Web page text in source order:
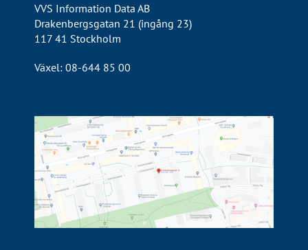
VVS Information Data AB
Drakenbergsgatan 21 (ingång 23)
117 41 Stockholm
Växel: 08-644 85 00